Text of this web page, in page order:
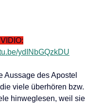
ydINbGQzkDU
Aussage des Apostel
viele überhören bzw.
hinweglesen, weil sie